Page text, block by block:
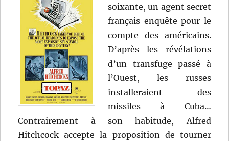
soixante, un agent secret
français enquête pour le
compte des américains.
D’après les révélations
d’un transfuge passé à
l’Ouest, les russes
installeraient des
missiles à Cuba…
Contrairement à son habitude, Alfred
Hitchcock accepte la proposition de tourner